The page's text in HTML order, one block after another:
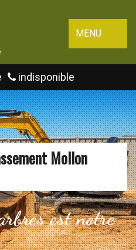
MENU
indisponible
Mollon
est notre